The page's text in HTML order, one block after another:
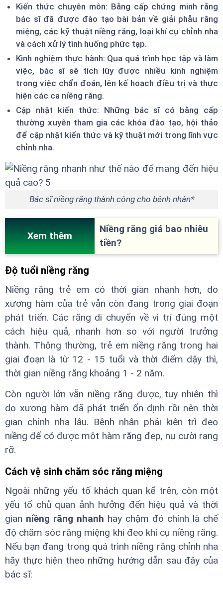
Kiến thức chuyên môn: Bằng cấp chứng minh rằng
bác sĩ đã được đào tạo bài bản về giải phẫu răng
miệng, các kỹ thuật niềng răng, loại khí cụ chỉnh nha
và cách xử lý tình huống phức tạp.
Kinh nghiệm thực hành: Qua quá trình học tập và làm
việc, bác sĩ sẽ tích lũy được nhiều kinh nghiệm
trong việc chẩn đoán, lên kế hoạch điều trị và thực
hiện các ca niềng răng.
Cập nhật kiến thức: Những bác sĩ có bằng cấp
thường xuyên tham gia các khóa đào tạo, hội thảo
để cập nhật kiến thức và kỹ thuật mới trong lĩnh vực
chỉnh nha.
Bác sĩ niềng răng thành công cho bệnh nhân*
Xem thêm
Niềng răng giá bao nhiêu
tiền?
Độ tuổi niềng răng
Niềng răng trẻ em có thời gian nhanh hơn, do
xương hàm của trẻ vẫn còn đang trong giai đoạn
phát triển. Các răng di chuyển về vị trí đúng một
cách hiệu quả, nhanh hơn so với người trưởng
thành. Thông thường, trẻ em niềng răng trong hai
giai đoạn là từ 12 - 15 tuổi và thời điểm dậy thì,
thời gian niềng răng khoảng 1 - 2 năm.
Còn người lớn vẫn niềng răng được, tuy nhiên thì
do xương hàm đã phát triển ổn định rồi nên thời
gian chỉnh nha lâu. Bệnh nhân phải kiên trì đeo
niềng để có được một hàm răng đẹp, nụ cười rạng
rỡ.
Cách vệ sinh chăm sóc răng miệng
Ngoài những yếu tố khách quan kể trên, còn một
yếu tố chủ quan ảnh hưởng đến hiệu quả và thời
gian niềng răng nhanh hay chậm đó chính là chế
độ chăm sóc răng miệng khi đeo khí cụ niềng răng.
Nếu bạn đang trong quá trình niềng răng chỉnh nha
hãy thực hiện theo những hướng dẫn sau đây của
bác sĩ: